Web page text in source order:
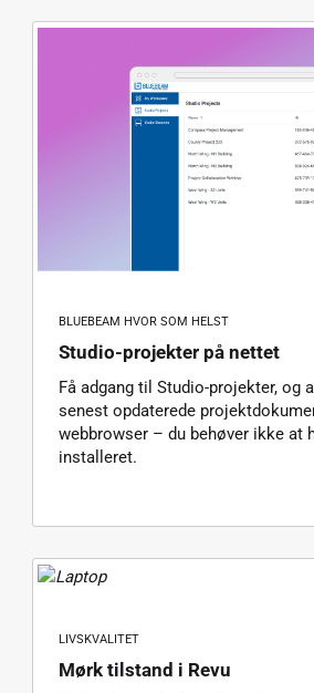
BLUEBEAM HVOR SOM HELST
Studio-projekter på nettet
Få adgang til Studio-projekter, og
senest opdaterede
webbrowser – du behøver ikke at
installeret.
LIVSKVALITET
Mørk tilstand i Revu